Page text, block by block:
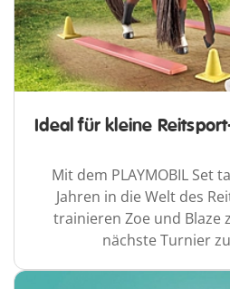
Ideal für kleine
Mit dem PLAYMOBIL Set
Jahren in die Welt des
trainieren Zoe und Blaze
nächste Turnier